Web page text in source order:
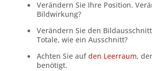
Verändern Sie Ihre Position.
Bildwirkung?
Verändern Sie den
Totale, wie ein Ausschnitt?
Achten Sie aufden Leerraum,
benötigt.